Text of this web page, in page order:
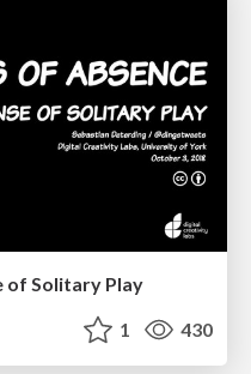
of Solitary Play
1 430